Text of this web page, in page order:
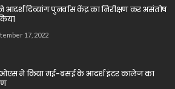
आदर्श दिव्यांग पुनर्वास केंद्र का निरीक्षण कर असंतोष
17, 2022
ने किया मई-बसई के आदर्श इंटर कालेज का